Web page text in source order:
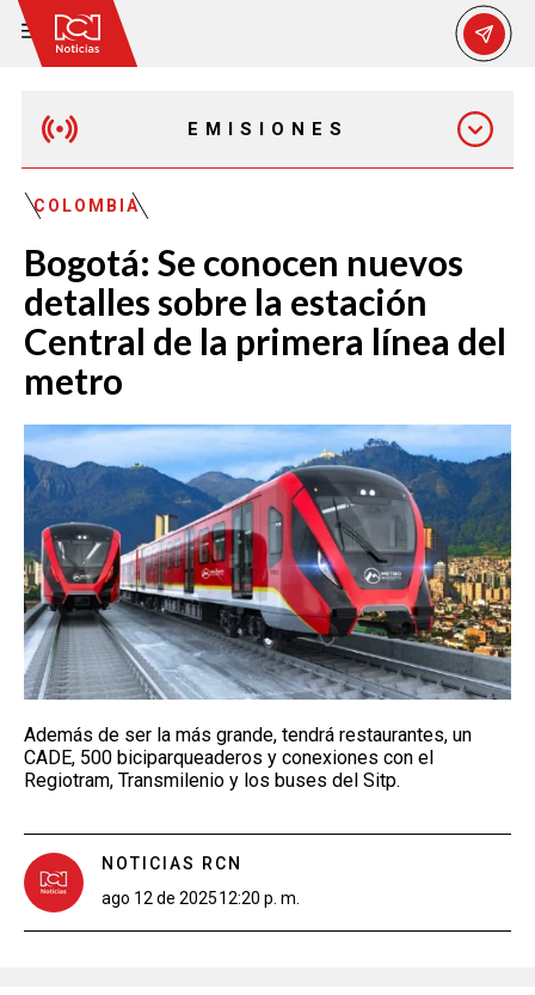
EMISIONES
EMISIÓN 7:00 PM
COLOMBIA
Bogotá: Se conocen nuevos
detalles sobre la estación
Central de la primera línea del
metro
Además de ser la más grande, tendrá restaurantes, un
CADE, 500 biciparqueaderos y conexiones con el
Regiotram, Transmilenio y los buses del Sitp.
NOTICIAS RCN
ago 12 de 202512:20 p. m.